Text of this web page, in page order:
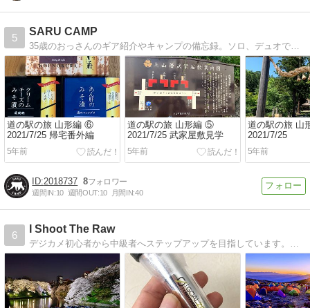
5
SARU CAMP
35歳のおっさんのギア紹介やキャンプの備忘録。ソロ、デュオで楽しんでます。よろしくお願いします。
道の駅の旅 山形編 ⑥
2021/7/25 帰宅番外編
5年前
道の駅の旅 山形編 ⑤
2021/7/25 武家屋敷見学
5年前
道の駅の旅 山
2021/7/25
5年前
2018737 8
週間IN:10 週間OUT:10 月間IN:40
6
I Shoot The Raw
デジカメ初心者から中級者へステップアップを目指しています。カメラ以外の趣味についても、たまに書きたい事を書きます。いつも自由気ままに。